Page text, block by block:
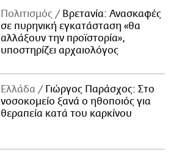
Πολιτισμός
Βρετανία: Ανασκαφές
σε πυρηνική εγκατάσταση «θα
αλλάξουν την προϊστορία»,
υποστηρίζει αρχαιολόγος
Ελλάδα
Γιώργος Παράσχος: Στο
νοσοκομείο ξανά ο ηθοποιός για
θεραπεία κατά του καρκίνου